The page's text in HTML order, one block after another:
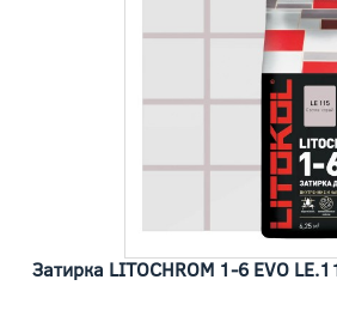
Затирка LITOCHROM 1-6 EVO